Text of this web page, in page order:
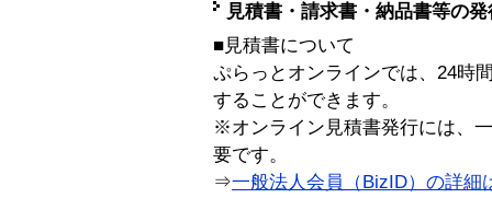
見積書・請求書・納品書等の
■見積書について
ぷらっとオンラインでは、24時
することができます。
※オンライン見積書発行には、
要です。
⇒一般法人会員（BizID）の詳細